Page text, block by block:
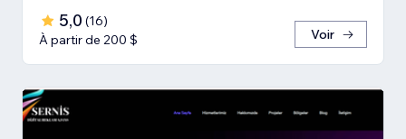
5,0 (16)
À partir de 200 $
Voir